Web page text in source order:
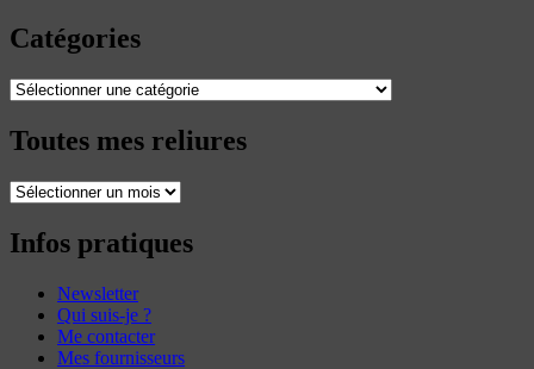
Catégories
Catégories
Toutes mes reliures
Toutes
reliures
Infos pratiques
Newsletter
Qui suis-je ?
Me contacter
Mes fournisseurs